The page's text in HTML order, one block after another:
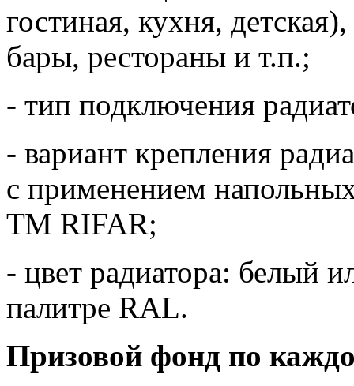
гостиная, кухня,
бары, рестораны и т.п.;
- тип подключения
- вариант крепления
с применением
ТМ RIFAR;
- цвет радиатора: белый
палитре RAL.
Призовой фонд по